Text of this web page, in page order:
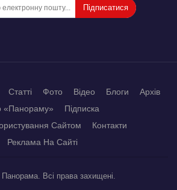
Підписатися
Статті Фото Відео Блоги
Архів
«Панораму»
Підписка
Сайтом
Контакти
Реклама На Сайті
Всі права захищені.